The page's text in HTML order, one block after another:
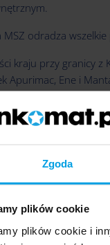
Zgoda
plików cookie
plików cookie i
odradza
kraju przy granicy z
Apurimac, Ene i
Satipo,
strona jeziora
r.)